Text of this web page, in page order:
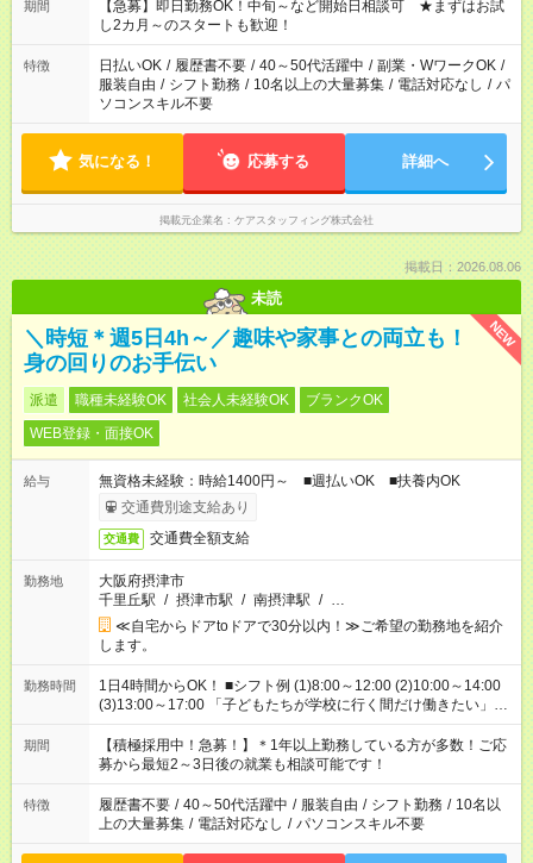
期間
【急募】即日勤務OK！中旬～など開始日相談可 ★まずはお試
し2カ月～のスタートも歓迎！
特徴 日払いOK / 履歴書不要 / 40～50代活躍中 / 副業・WワークOK /
服装自由 / シフト勤務 / 10名以上の大量募集 / 電話対応なし / パ
ソコンスキル不要
気になる！ 応募する 詳細へ
掲載元企業名 ケアスタッフィング株式会社
掲載日：2026.08.06
未読
NEW
＼時短＊週5日4h～／趣味や家事との両立も！
身の回りのお手伝い
派遣 職種未経験OK 社会人未経験OK
ブランクOK
WEB登録・面接OK
給与
無資格未経験：時給1400円～ ■週払いOK ■扶養内OK
交通費別途支給あり
交通費 交通費全額支給
勤務地
大阪府摂津市
千里丘駅 / 摂津市駅 / 南摂津駅 / …
≪自宅からドアtoドアで30分以内！≫ご希望の勤務地を紹介
します。
勤務時間
1日4時間からOK！ ■シフト例 (1)8:00～12:00 (2)10:00～14:00
(3)13:00～17:00 「子どもたちが学校に行く間だけ働きたい」
「余裕を持って夕飯の準備がしたい」 「午前中は働いて、午後
はプライベートの時間にしたい」 など、ご希望を教えてくださ
いね。 ※Wワーク希望の方へ 今ご覧のお仕事で希望する勤務時
間と、もう1つのお仕事の勤務時間。 合計で週40時間を超える
場合は応募できません。
期間
【積極採用中！急募！】＊1年以上勤務している方が多数！ご応
募から最短2～3日後の就業も相談可能です！
特徴 履歴書不要 / 40～50代活躍中 / 服装自由 / シフト勤務 / 10名以
上の大量募集 / 電話対応なし / パソコンスキル不要